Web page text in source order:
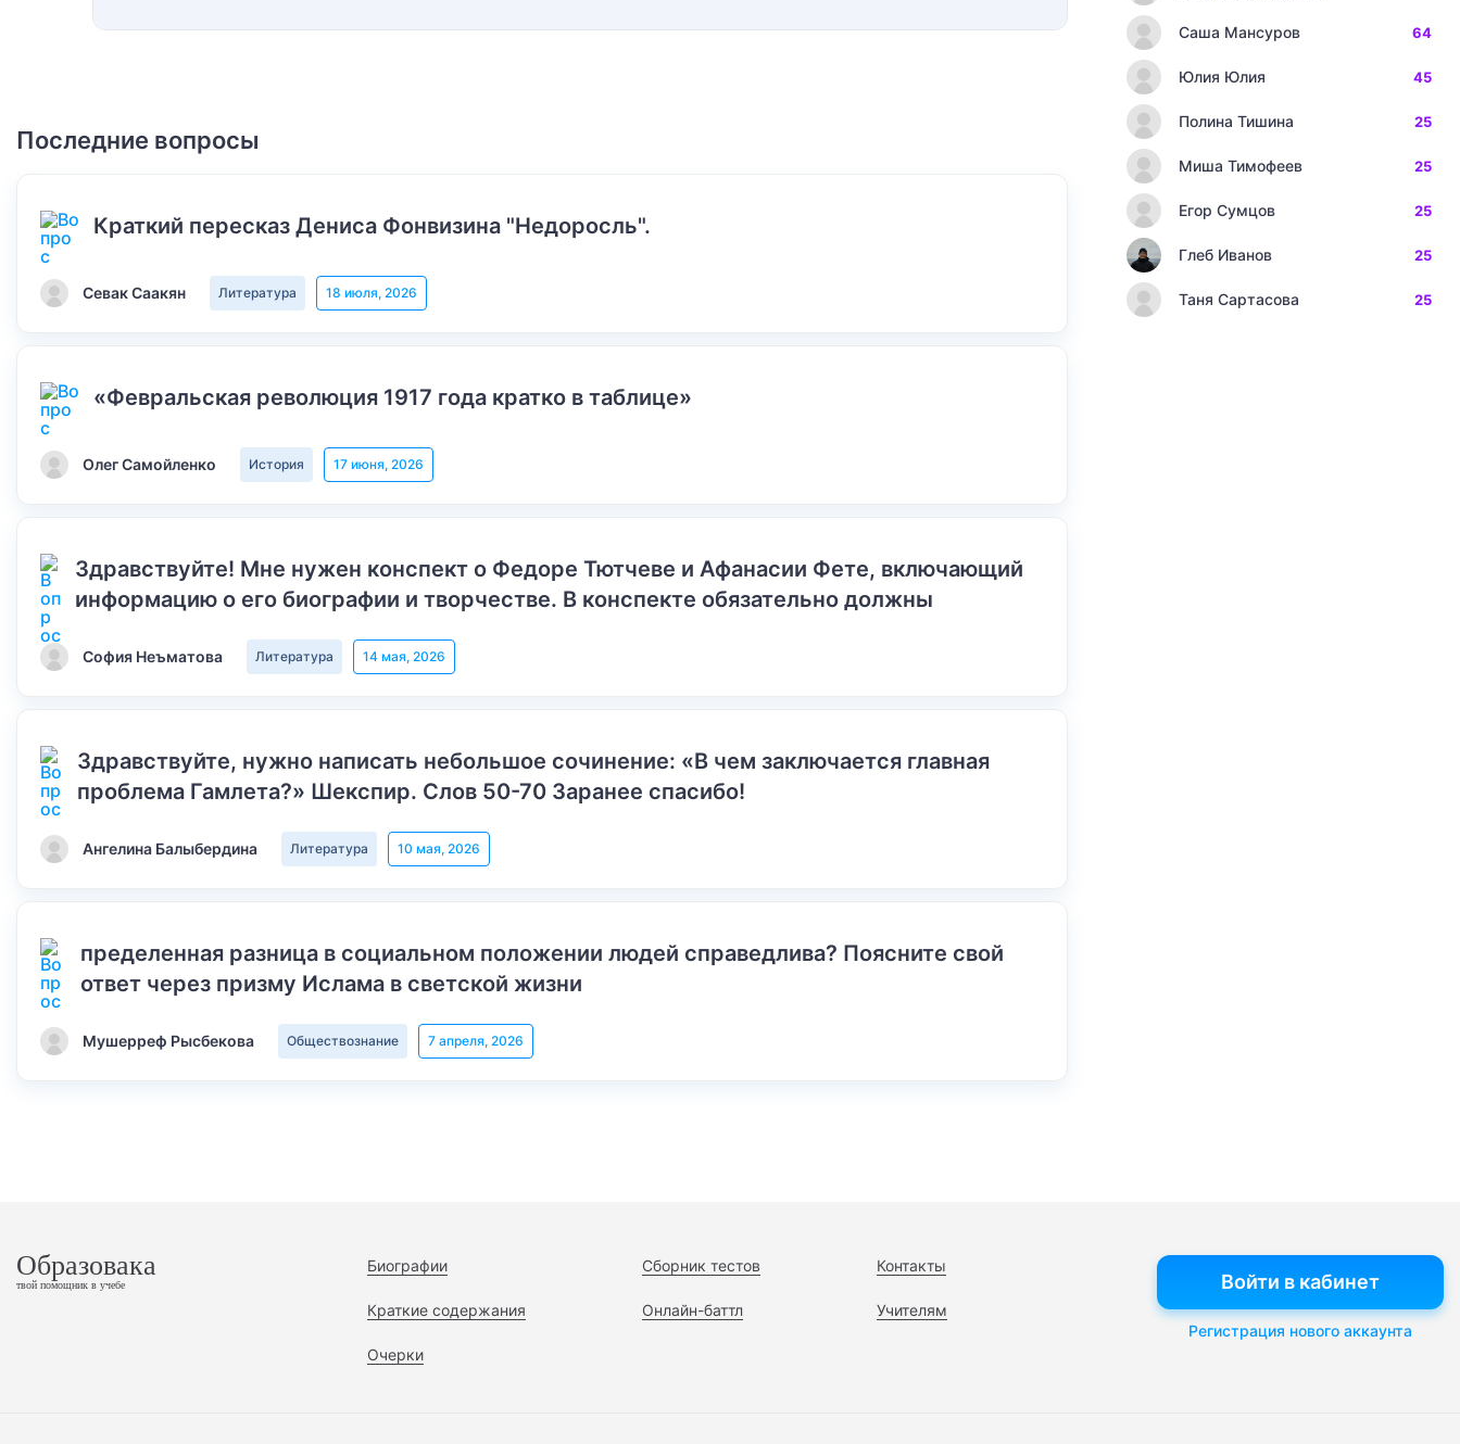
Последние вопросы
Краткий пересказ Дениса Фонвизина "Недоросль".
Севак Саакян Литература 18 июля, 2026
«Февральская революция 1917 года кратко в таблице»
Олег Самойленко История 17 июня, 2026
Здравствуйте! Мне нужен конспект о Федоре Тютчеве и Афанасии Фете, включающий
информацию о его биографии и творчестве. В конспекте обязательно должны
София Неъматова Литература 14 мая, 2026
Здравствуйте, нужно написать небольшое сочинение: «В чем заключается главная
проблема Гамлета?» Шекспир. Слов 50-70 Заранее спасибо!
Ангелина Балыбердина Литература 10 мая, 2026
пределенная разница в социальном положении людей справедлива? Поясните свой
ответ через призму Ислама в светской жизни
Мушерреф Рысбекова Обществознание 7 апреля, 2026
Саша Мансуров 64
Юлия Юлия 45
Полина Тишина 25
Миша Тимофеев 25
Егор Сумцов 25
Глеб Иванов 25
Таня Сартасова 25
Образовака
твой помощник в учебе
Биографии
Краткие содержания
Очерки
Сборник тестов
Онлайн-баттл
Контакты
Учителям
Войти в кабинет
Регистрация нового аккаунта